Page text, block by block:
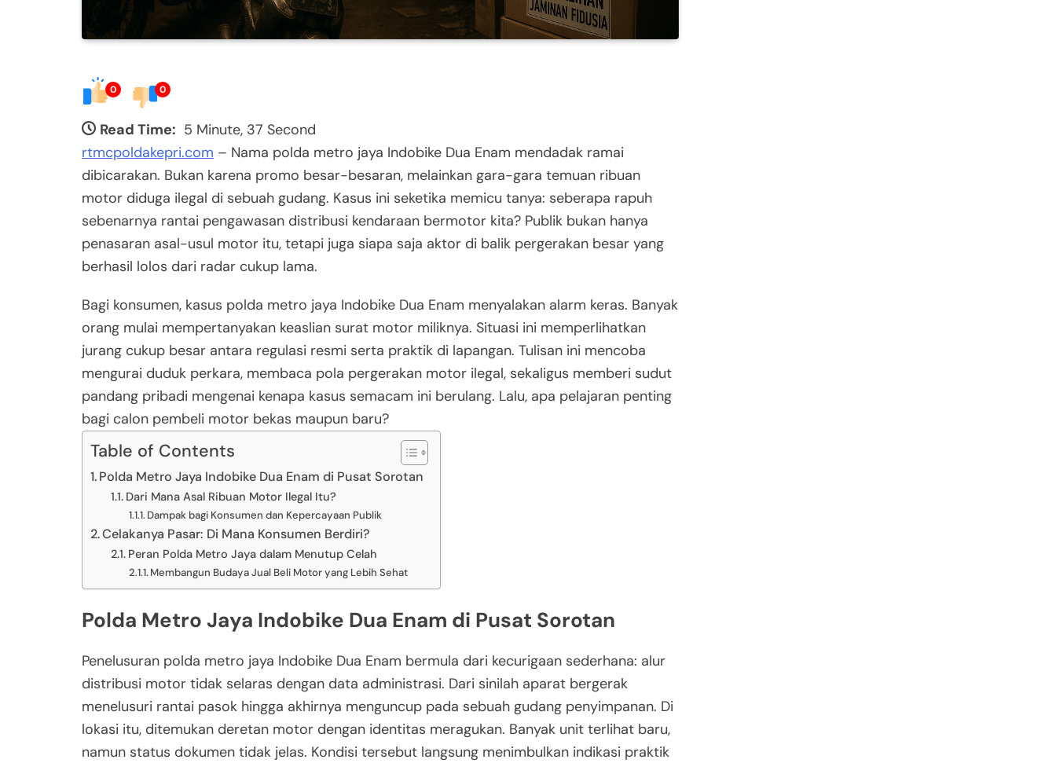
0 0
Read Time: 5 Minute, 37 Second
rtmcpoldakepri.com – Nama polda metro jaya Indobike Dua Enam mendadak ramai
dibicarakan. Bukan karena promo besar-besaran, melainkan gara-gara temuan ribuan
motor diduga ilegal di sebuah gudang. Kasus ini seketika memicu tanya: seberapa rapuh
sebenarnya rantai pengawasan distribusi kendaraan bermotor kita? Publik bukan hanya
penasaran asal-usul motor itu, tetapi juga siapa saja aktor di balik pergerakan besar yang
berhasil lolos dari radar cukup lama.
Bagi konsumen, kasus polda metro jaya Indobike Dua Enam menyalakan alarm keras. Banyak
orang mulai mempertanyakan keaslian surat motor miliknya. Situasi ini memperlihatkan
jurang cukup besar antara regulasi resmi serta praktik di lapangan. Tulisan ini mencoba
mengurai duduk perkara, membaca pola pergerakan motor ilegal, sekaligus memberi sudut
pandang pribadi mengenai kenapa kasus semacam ini berulang. Lalu, apa pelajaran penting
bagi calon pembeli motor bekas maupun baru?
Table of Contents
Polda Metro Jaya Indobike Dua Enam di Pusat Sorotan
Dari Mana Asal Ribuan Motor Ilegal Itu?
Dampak bagi Konsumen dan Kepercayaan Publik
Celakanya Pasar: Di Mana Konsumen Berdiri?
Peran Polda Metro Jaya dalam Menutup Celah
Membangun Budaya Jual Beli Motor yang Lebih Sehat
Polda Metro Jaya Indobike Dua Enam di Pusat Sorotan
Penelusuran polda metro jaya Indobike Dua Enam bermula dari kecurigaan sederhana: alur
distribusi motor tidak selaras dengan data administrasi. Dari sinilah aparat bergerak
menelusuri rantai pasok hingga akhirnya menguncup pada sebuah gudang penyimpanan. Di
lokasi itu, ditemukan deretan motor dengan identitas meragukan. Banyak unit terlihat baru,
namun status dokumen tidak jelas. Kondisi tersebut langsung menimbulkan indikasi praktik